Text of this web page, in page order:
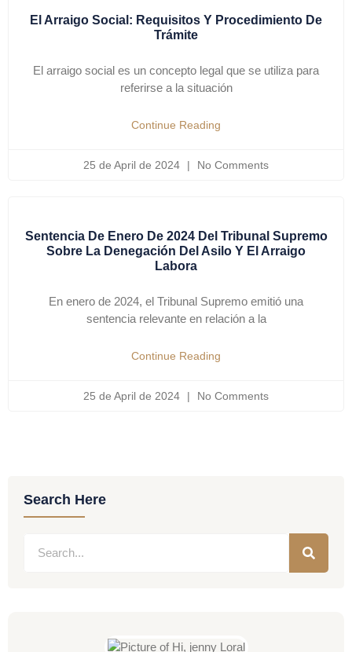
El Arraigo Social: Requisitos Y Procedimiento De
Trámite
El arraigo social es un concepto legal que se utiliza para
referirse a la situación
Continue Reading
25 de April de 2024 No Comments
Sentencia De Enero De 2024 Del Tribunal Supremo
Sobre La Denegación Del Asilo Y El Arraigo
Labora
En enero de 2024, el Tribunal Supremo emitió una
sentencia relevante en relación a la
Continue Reading
25 de April de 2024 No Comments
Search Here